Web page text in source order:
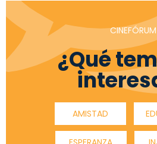
CINEFÓRUM
¿Qué
AMISTAD